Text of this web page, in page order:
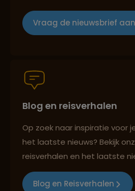
Reizen met oog voor
Persoonlijk en deskundig
Best beoordeelde
Vraag de nieuwsbrief aan
Blog en reisverhalen
Op zoek naar inspiratie voor
het laatste nieuws? Bekijk
reisverhalen en het laatste
Blog en Reisverhalen